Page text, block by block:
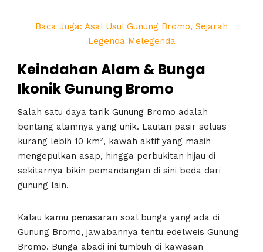
Baca Juga: Asal Usul Gunung Bromo, Sejarah
Legenda Melegenda
Keindahan Alam & Bunga
Ikonik Gunung Bromo
Salah satu daya tarik Gunung Bromo adalah
bentang alamnya yang unik. Lautan pasir seluas
kurang lebih 10 km², kawah aktif yang masih
mengepulkan asap, hingga perbukitan hijau di
sekitarnya bikin pemandangan di sini beda dari
gunung lain.
Kalau kamu penasaran soal bunga yang ada di
Gunung Bromo, jawabannya tentu edelweis Gunung
Bromo. Bunga abadi ini tumbuh di kawasan